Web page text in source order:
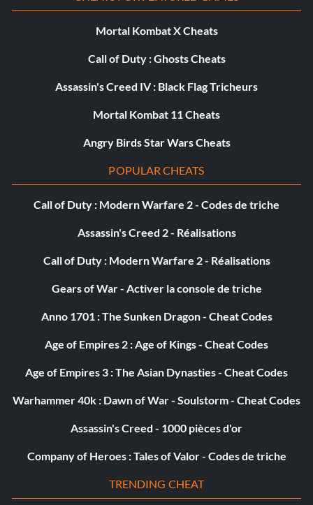
Mortal Kombat X Cheats
Call of Duty : Ghosts Cheats
Assassin's Creed IV : Black Flag Tricheurs
Mortal Kombat 11 Cheats
Angry Birds Star Wars Cheats
POPULAR CHEATS
Call of Duty : Modern Warfare 2 - Codes de triche
Assassin's Creed 2 - Réalisations
Call of Duty : Modern Warfare 2 - Réalisations
Gears of War - Activer la console de triche
Anno 1701 : The Sunken Dragon - Cheat Codes
Age of Empires 2 : Age of Kings - Cheat Codes
Age of Empires 3 : The Asian Dynasties - Cheat Codes
Warhammer 40k : Dawn of War - Soulstorm - Cheat Codes
Assassin's Creed - 1000 pièces d'or
Company of Heroes : Tales of Valor - Codes de triche
TRENDING CHEAT